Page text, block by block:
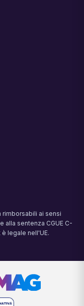
ai sensi
alla sentenza CGUE C-
legale nell'UE.